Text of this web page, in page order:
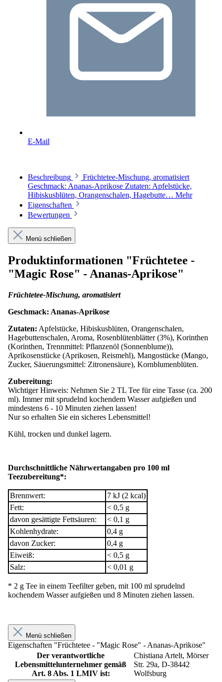
E-Mail
Beschreibung
Früchtetee-Mischung, aromatisiert
Geschmack: Ananas-Aprikose Zutaten: Apfelstücke,
Hibiskusblüten, Orangenschalen, Hagebutte… Mehr
Eigenschaften
Bewertungen
Menü schließen
Produktinformationen "Früchtetee -
"Magic Rose" - Ananas-Aprikose"
Früchtetee-Mischung, aromatisiert
Geschmack: Ananas-Aprikose
Zutaten: Apfelstücke, Hibiskusblüten, Orangenschalen,
Hagebuttenschalen, Aroma, Rosenblütenblätter (3%), Korinthen
(Korinthen, Trennmittel: Pflanzenöl (Sonnenblume)),
Aprikosenstücke (Aprikosen, Reismehl), Mangostücke (Mango,
Zucker, Säuerungsmittel: Zitronensäure), Kornblumenblüten.
Zubereitung:
Wichtiger Hinweis: Nehmen Sie 2 TL Tee für eine Tasse (ca. 200
ml). Immer mit sprudelnd kochendem Wasser aufgießen und
mindestens 6 - 10 Minuten ziehen lassen!
Nur so erhalten Sie ein sicheres Lebensmittel!
Kühl, trocken und dunkel lagern.
Durchschnittliche Nährwertangaben pro 100 ml
Teezubereitung*:
Brennwert:
7 kJ (2 kcal)
Fett:
< 0,5 g
davon gesättigte Fettsäuren:
< 0,1 g
Kohlenhydrate:
0,4 g
davon Zucker:
0,4 g
Eiweiß:
< 0,5 g
Salz:
< 0,01 g
* 2 g Tee in einem Teefilter geben, mit 100 ml sprudelnd
kochendem Wasser aufgießen und 8 Minuten ziehen lassen.
Menü schließen
Eigenschaften "Früchtetee - "Magic Rose" - Ananas-Aprikose"
Der verantwortliche
Lebensmittelunternehmer gemäß
Art. 8 Abs. 1 LMIV ist:
Chistiana Artelt, Mörser
Str. 29a, D-38442
Wolfsburg